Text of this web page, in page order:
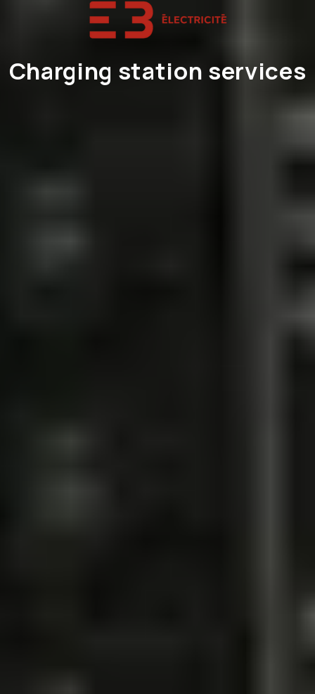
Charging station services